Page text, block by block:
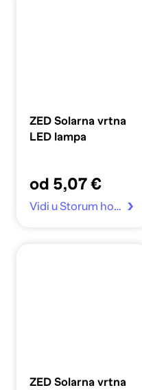
ZED Solarna vrtna
LED lampa
od 5,07 €
Vidi u Storum home
ZED Solarna vrtna